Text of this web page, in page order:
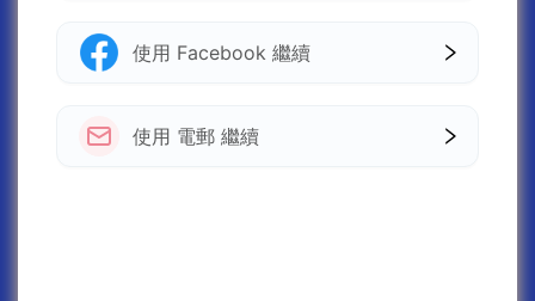
使用 Facebook 繼續
使用 電郵 繼續